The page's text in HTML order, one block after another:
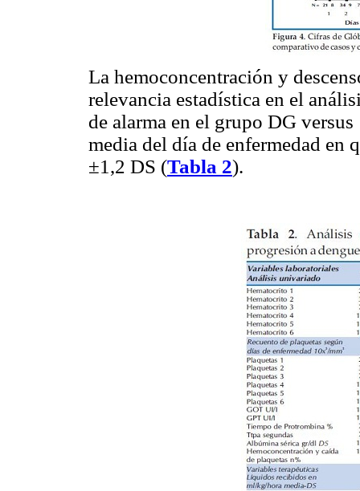
La hemoconcentración y
relevancia estadística en el
de alarma en el grupo DG
media del día de enfermedad en
±1,2 DS (Tabla 2).